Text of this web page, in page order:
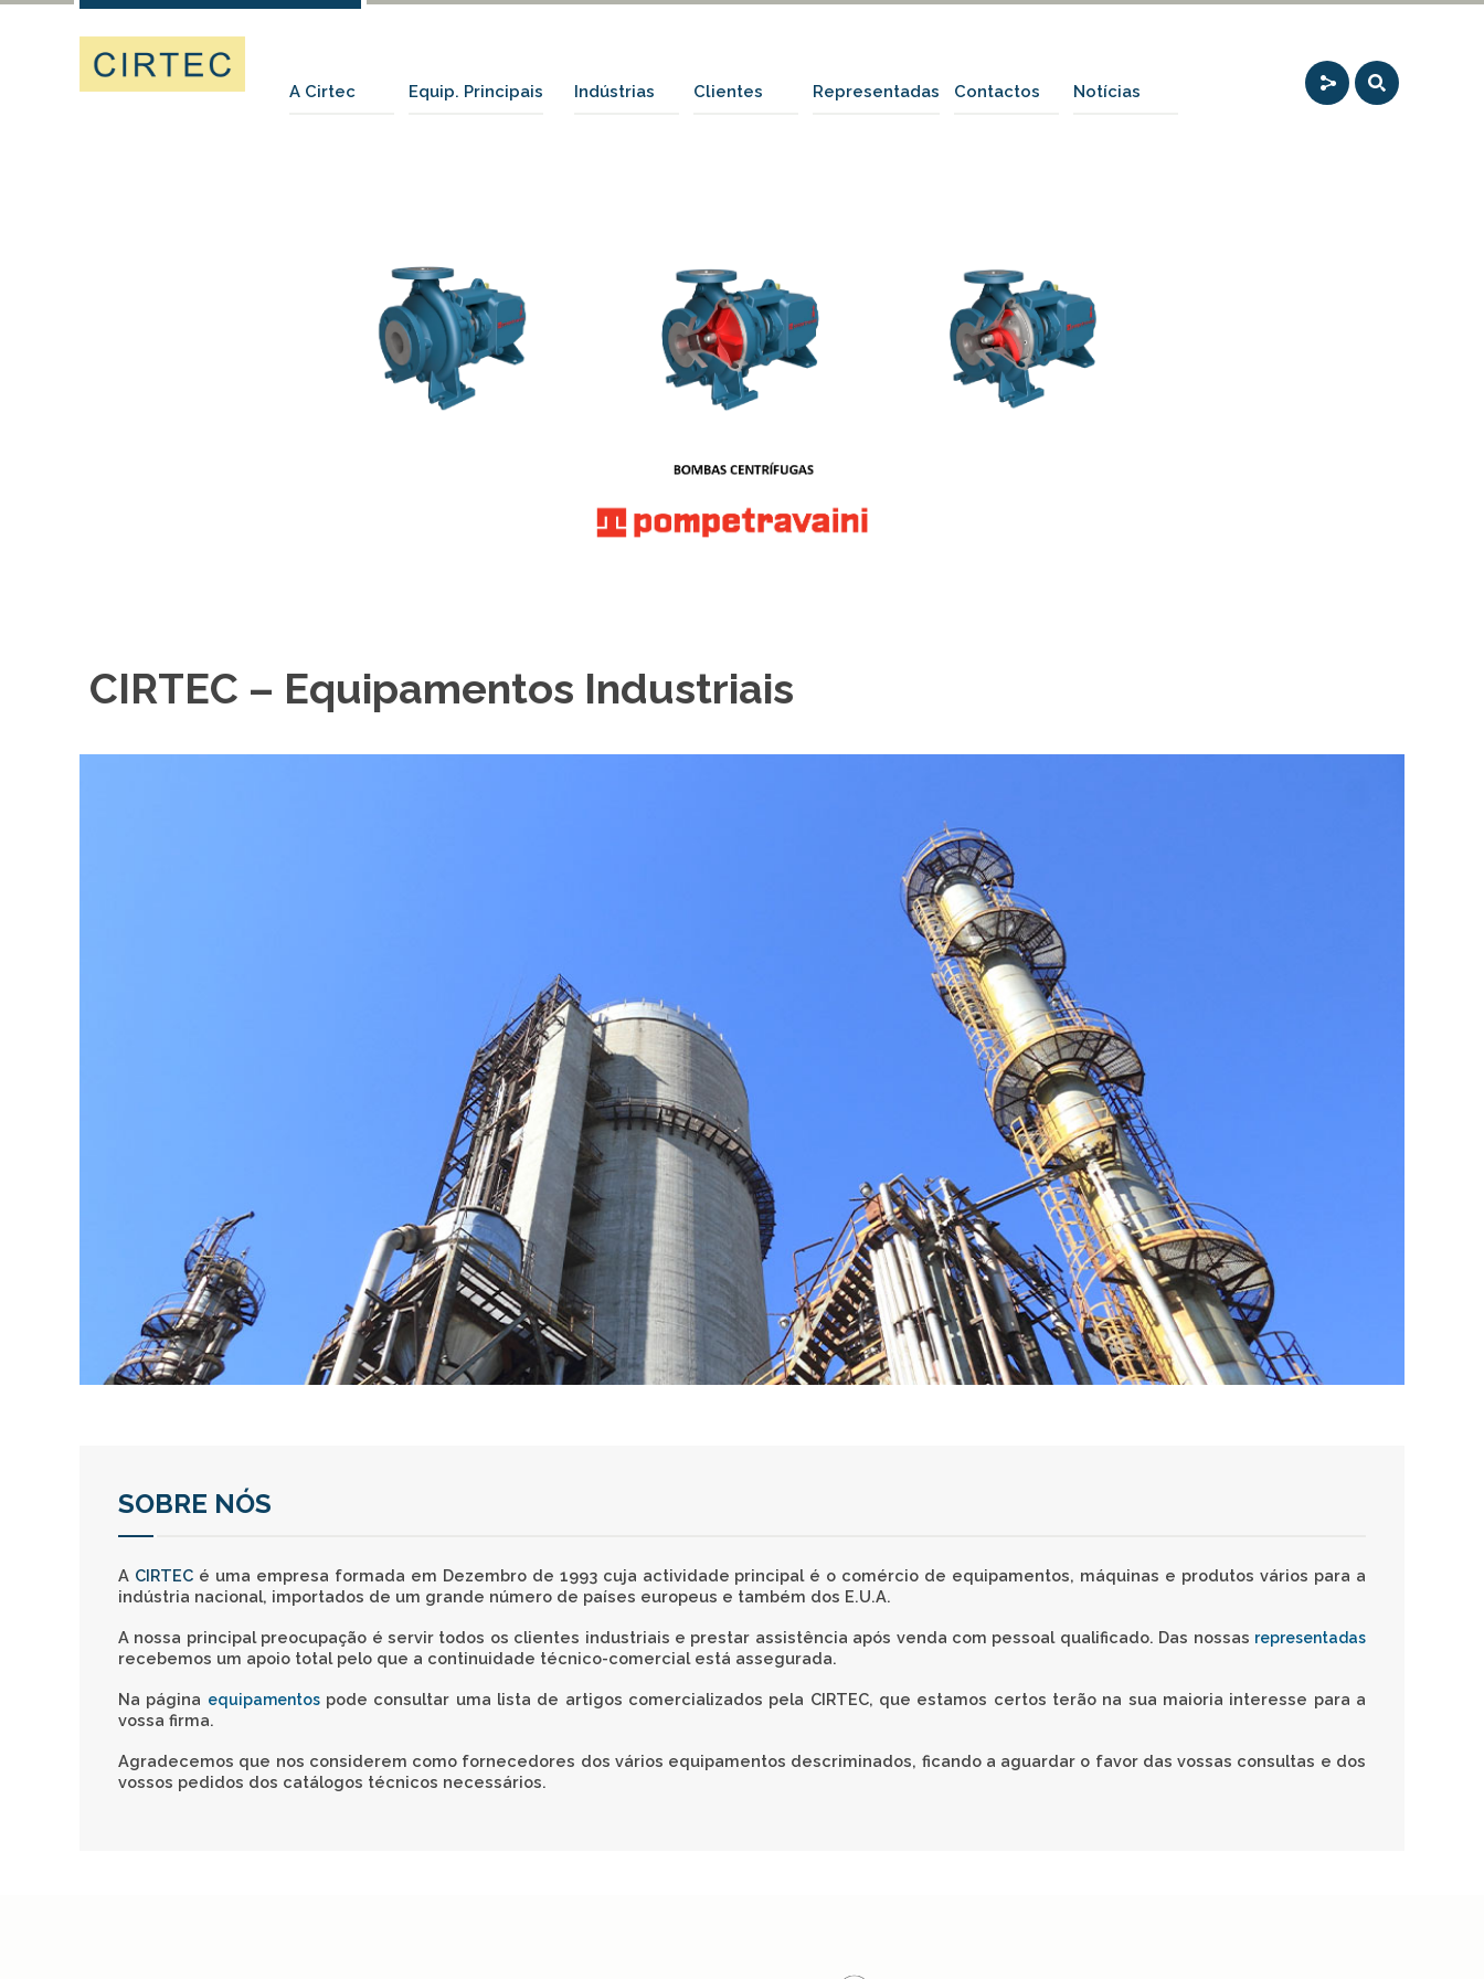
A Cirtec Equip. Principais Indústrias Clientes Representadas Contactos Notícias
CIRTEC – Equipamentos Industriais
SOBRE NÓS
A CIRTECé uma empresa formada em Dezembro de 1993 cuja actividade principal é o comércio de equipamentos, máquinas e produtos vários para a
indústria nacional, importados de um grande número de países europeus e também dos E.U.A.
A nossa principal preocupação é servir todos os clientes industriais e prestar assistência após venda com pessoal qualificado. Das nossas representadas
recebemos um apoio total pelo que a continuidade técnico-comercial está assegurada.
Na página equipamentospode consultar uma lista de artigos comercializados pela CIRTEC, que estamos certos terão na sua maioria interesse para a
vossa firma.
Agradecemos que nos considerem como fornecedores dos vários equipamentos descriminados, ficando a aguardar o favor das vossas consultas e dos
vossos pedidos dos catálogos técnicos necessários.